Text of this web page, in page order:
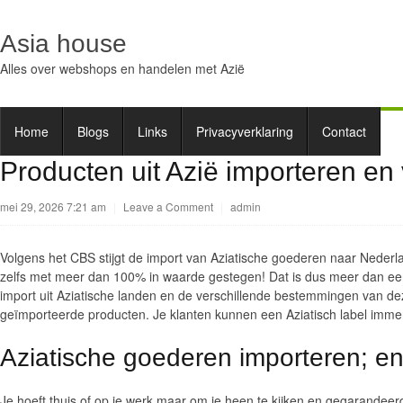
Asia house
Alles over webshops en handelen met Azië
Home Blogs Links Privacyverklaring Contact
Producten uit Azië importeren
mei 29, 2026 7:21 am Leave a Comment admin
Volgens het CBS stijgt de import van Aziatische goederen naar
zelfs met meer dan 100% in waarde gestegen! Dat is dus meer dan
import uit Aziatische landen en de verschillende bestemmingen van
geïmporteerde producten. Je klanten kunnen een Aziatisch label
Aziatische goederen importeren;